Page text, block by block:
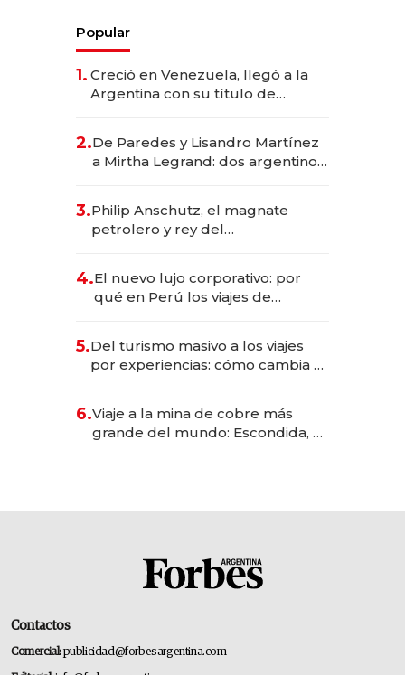
Popular
1. Creció en Venezuela, llegó a la
Argentina con su título de
las marcas "fast premium"
2.De Paredes y Lisandro Martínez
a Mirtha Legrand: dos argentinos
3.Philip Anschutz, el magnate
petrolero y rey del
Fénix
4.El nuevo lujo corporativo: por
qué en Perú los viajes de
transformadoras
5.Del turismo masivo a los viajes
por experiencias: cómo cambia el
6.Viaje a la mina de cobre más
grande del mundo: Escondida, el
Contactos
Comercial:publicidad@forbesargentina.com